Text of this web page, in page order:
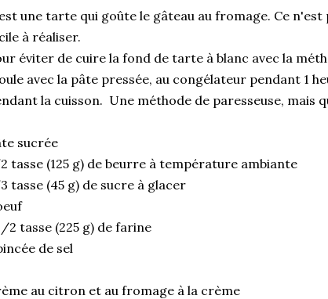
une tarte qui goûte le gâteau au fromage. Ce
à réaliser.
éviter de cuire la fond de tarte à blanc avec la
avec la pâte pressée, au congélateur pendant 1
la cuisson. Une méthode de paresseuse, mais
sucrée
tasse (125 g) de beurre à température ambiante
tasse (45 g) de sucre à glacer
2 tasse (225 g) de farine
de sel
au citron et au fromage à la crème